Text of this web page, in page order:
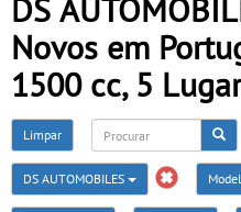
DS
Novos em
1500 cc, 5
Limpar
DS AUTOMOBILES